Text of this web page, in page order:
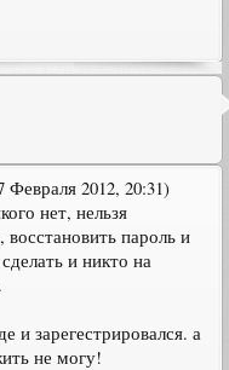
Февраля 2012, 20:31)
нет, нельзя
восстановить пароль и
и никто на
и зарегестрировался. а
не могу!